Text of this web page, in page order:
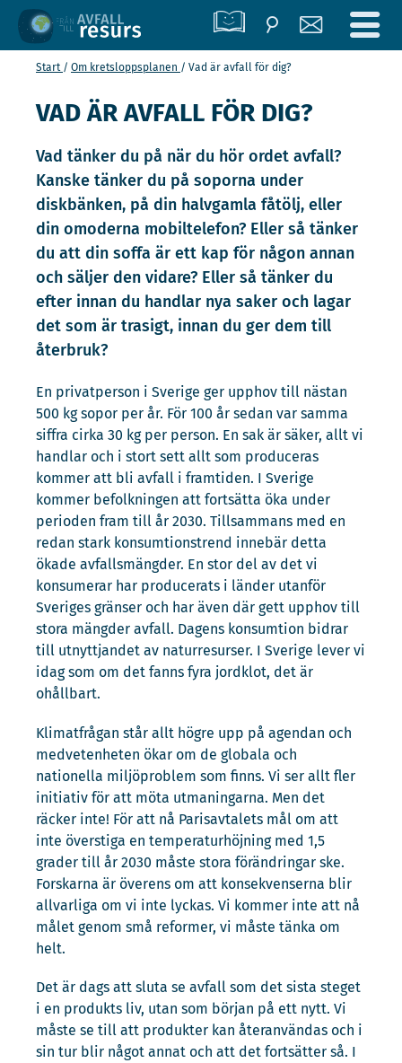
Start Om kretslopps­planen Vad är avfall för dig?
VAD ÄR AVFALL FÖR DIG?
Vad tänker du på när du hör ordet avfall?
Kanske tänker du på soporna under
diskbänken, på din halvgamla fåtölj, eller
din omoderna mobiltelefon? Eller så tänker
du att din soffa är ett kap för någon annan
och säljer den vidare? Eller så tänker du
efter innan du handlar nya saker och lagar
det som är trasigt, innan du ger dem till
återbruk?
En privatperson i Sverige ger upphov till nästan
500 kg sopor per år. För 100 år sedan var samma
siffra cirka 30 kg per person. En sak är säker, allt vi
handlar och i stort sett allt som produceras
kommer att bli avfall i framtiden. I Sverige
kommer befolkningen att fortsätta öka under
perioden fram till år 2030. Tillsammans med en
redan stark konsumtionstrend innebär detta
ökade avfallsmängder. En stor del av det vi
konsumerar har producerats i länder utanför
Sveriges gränser och har även där gett upphov till
stora mängder avfall. Dagens konsumtion bidrar
till utnyttjandet av naturresurser. I Sverige lever vi
idag som om det fanns fyra jordklot, det är
ohållbart.
Klimatfrågan står allt högre upp på agendan och
medvetenheten ökar om de globala och
nationella miljöproblem som finns. Vi ser allt fler
initiativ för att möta utmaningarna. Men det
räcker inte! För att nå Parisavtalets mål om att
inte överstiga en temperaturhöjning med 1,5
grader till år 2030 måste stora förändringar ske.
Forskarna är överens om att konsekvenserna blir
allvarliga om vi inte lyckas. Vi kommer inte att nå
målet genom små reformer, vi måste tänka om
helt.
Det är dags att sluta se avfall som det sista steget
i en produkts liv, utan som början på ett nytt. Vi
måste se till att produkter kan återanvändas och i
sin tur blir något annat och att det fortsätter så. I